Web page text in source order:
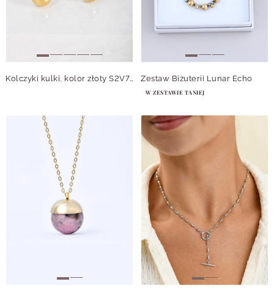
Kolczyki kulki, kolor złoty S2V70889-3Z Zestaw Biżuterii Lunar Echo
W ZESTAWIE TANIEJ